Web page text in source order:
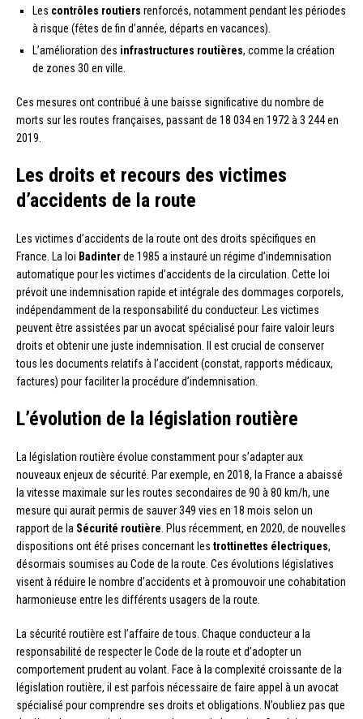
Les contrôles routiers renforcés, notamment pendant les périodes
à risque (fêtes de fin d’année, départs en vacances).
L’amélioration des infrastructures routières, comme la création
de zones 30 en ville.
Ces mesures ont contribué à une baisse significative du nombre de
morts sur les routes françaises, passant de 18 034 en 1972 à 3 244 en
2019.
Les droits et recours des victimes
d’accidents de la route
Les victimes d’accidents de la route ont des droits spécifiques en
France. La loi Badinterde 1985 a instauré un régime d’indemnisation
automatique pour les victimes d’accidents de la circulation. Cette loi
prévoit une indemnisation rapide et intégrale des dommages corporels,
indépendamment de la responsabilité du conducteur. Les victimes
peuvent être assistées par un avocat spécialisé pour faire valoir leurs
droits et obtenir une juste indemnisation. Il est crucial de conserver
tous les documents relatifs à l’accident (constat, rapports médicaux,
factures) pour faciliter la procédure d’indemnisation.
L’évolution de la législation routière
La législation routière évolue constamment pour s’adapter aux
nouveaux enjeux de sécurité. Par exemple, en 2018, la France a abaissé
la vitesse maximale sur les routes secondaires de 90 à 80 km/h, une
mesure qui aurait permis de sauver 349 vies en 18 mois selon un
rapport de la Sécurité routière. Plus récemment, en 2020, de nouvelles
dispositions ont été prises concernant les trottinettes électriques,
désormais soumises au Code de la route. Ces évolutions législatives
visent à réduire le nombre d’accidents et à promouvoir une cohabitation
harmonieuse entre les différents usagers de la route.
La sécurité routière est l’affaire de tous. Chaque conducteur a la
responsabilité de respecter le Code de la route et d’adopter un
comportement prudent au volant. Face à la complexité croissante de la
législation routière, il est parfois nécessaire de faire appel à un avocat
spécialisé pour comprendre ses droits et obligations. N’oubliez pas que